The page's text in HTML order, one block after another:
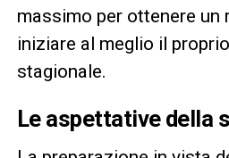
massimo per ottenere
iniziare al meglio il
stagionale.
Le aspettative della